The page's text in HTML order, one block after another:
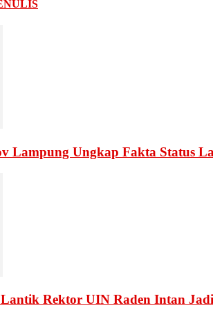
Lampung Ungkap Fakta Status
Rektor UIN Raden Intan